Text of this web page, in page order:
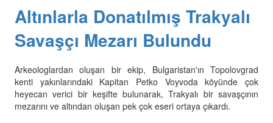
Altınlarla Donatılmış Trakyalı
Savaşçı Mezarı Bulundu
Arkeologlardan oluşan bir ekip, Bulgaristan'ın Topolovgrad
kenti yakınlarındaki Kapitan Petko Voyvoda köyünde çok
heyecan verici bir keşifte bulunarak, Trakyalı bir savaşçının
mezarını ve altından oluşan pek çok eseri ortaya çıkardı.